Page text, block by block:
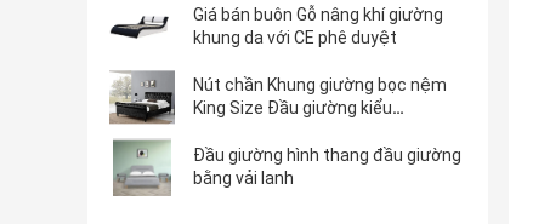
Giá bán buôn Gỗ nâng khí giường
khung da với CE phê duyệt
Nút chần Khung giường bọc nệm
King Size Đầu giường kiểu
Đầu giường hình thang đầu giường
bằng vải lanh